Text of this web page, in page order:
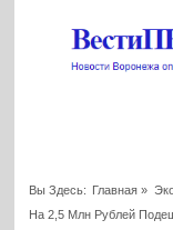
Вы Здесь: Главная »
На 2,5 Млн Рублей